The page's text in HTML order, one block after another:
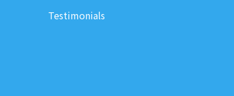
Testimonials